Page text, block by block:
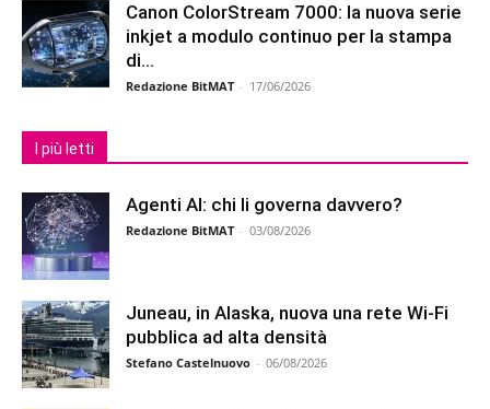
Canon ColorStream 7000: la nuova serie
inkjet a modulo continuo per la stampa
di...
Redazione BitMAT - 17/06/2026
I più letti
Agenti AI: chi li governa davvero?
Redazione BitMAT - 03/08/2026
Juneau, in Alaska, nuova una rete Wi-Fi
pubblica ad alta densità
Stefano Castelnuovo - 06/08/2026